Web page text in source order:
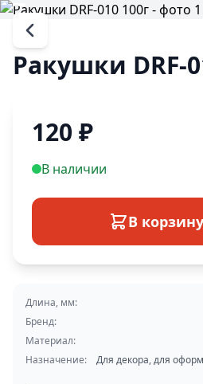
Ракушки DRF-
120 ₽
В наличии
В корзину
Длина, мм:
Бренд:
Материал:
Назначение:
Для декора, для